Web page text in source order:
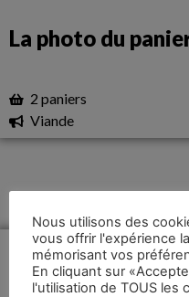
La photo du
2 paniers
Viande
Nous utilisons des
vous offrir l'expérience
mémorisant vos
En cliquant sur
l'utilisation de TOUS les